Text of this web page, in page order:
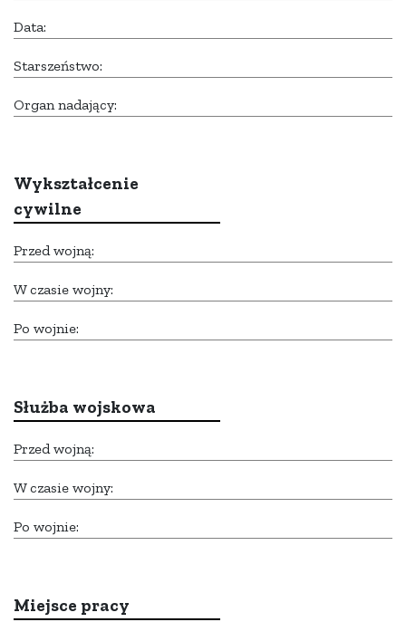
Data:
Starszeństwo:
Organ nadający:
Wykształcenie
cywilne
Przed wojną:
W czasie wojny:
Po wojnie:
Służba wojskowa
Przed wojną:
W czasie wojny:
Po wojnie:
Miejsce pracy